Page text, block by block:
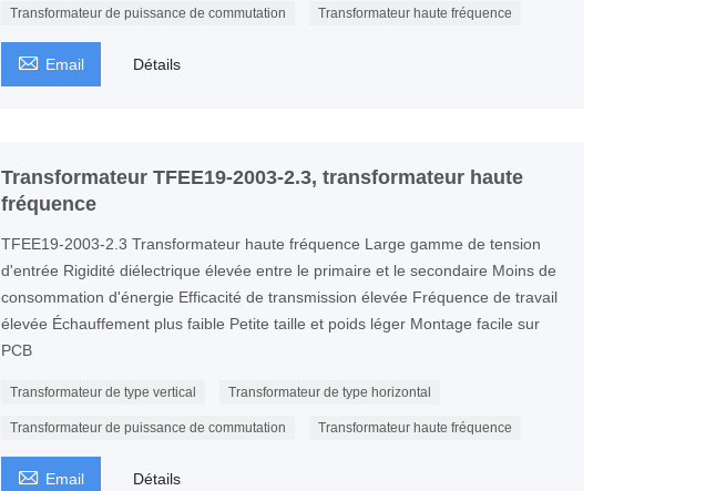
Transformateur de puissance de commutation Transformateur haute fréquence
 Email Détails
Transformateur TFEE19-2003-2.3, transformateur haute
fréquence
TFEE19-2003-2.3 Transformateur haute fréquence Large gamme de tension
d'entrée Rigidité diélectrique élevée entre le primaire et le secondaire Moins de
consommation d'énergie Efficacité de transmission élevée Fréquence de travail
élevée Échauffement plus faible Petite taille et poids léger Montage facile sur
PCB
Transformateur de type vertical Transformateur de type horizontal
Transformateur de puissance de commutation Transformateur haute fréquence
 Email Détails